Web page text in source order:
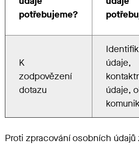
potřebujeme?
K
zodpovězení
dotazu
údaje,
údaje,
Proti zpracování osobních